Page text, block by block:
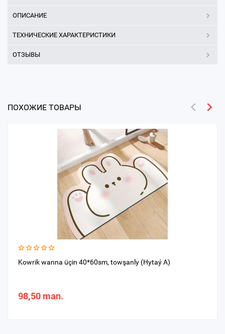
ОПИСАНИЕ
ТЕХНИЧЕСКИЕ ХАРАКТЕРИСТИКИ
ОТЗЫВЫ
ПОХОЖИЕ ТОВАРЫ
Kowrik wanna üçin 40*60sm, towşanly (Hytaý A)
98,50 man.